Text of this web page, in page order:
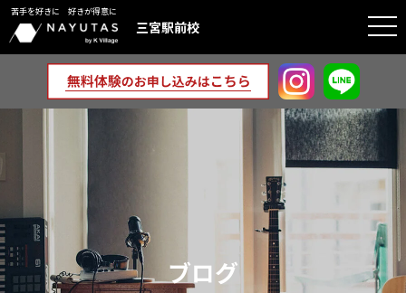
苦手を好きに 好きが得意に
三宮駅前校
ブログ